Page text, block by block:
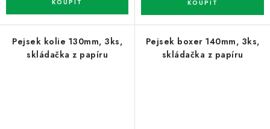
Pejsek kolie 130mm, 3ks,
skládačka z papíru
Pejsek boxer 140mm, 3ks,
skládačka z papíru